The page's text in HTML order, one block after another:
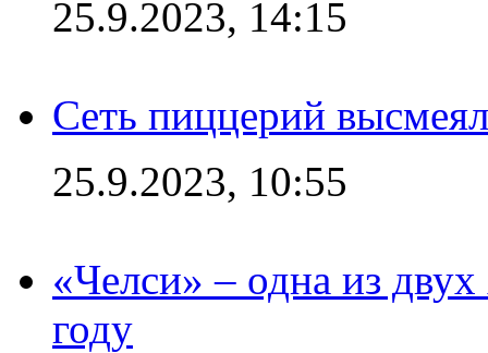
25.9.2023, 14:15
Сеть пиццерий
25.9.2023, 10:55
«Челси» – одна из
году